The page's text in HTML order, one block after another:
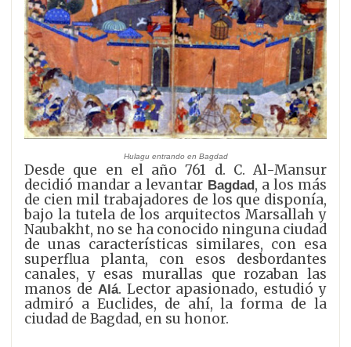
Hulagu entrando en Bagdad
Desde que en el año 761 d. C. Al-Mansur
decidió mandar a levantar Bagdad, a los más
de cien mil trabajadores de los que disponía,
bajo la tutela de los arquitectos Marsallah y
Naubakht, no se ha conocido ninguna ciudad
de unas características similares, con esa
superflua planta, con esos desbordantes
canales, y esas murallas que rozaban las
manos de Alá. Lector apasionado, estudió y
admiró a Euclides, de ahí, la forma de la
ciudad de Bagdad, en su honor.